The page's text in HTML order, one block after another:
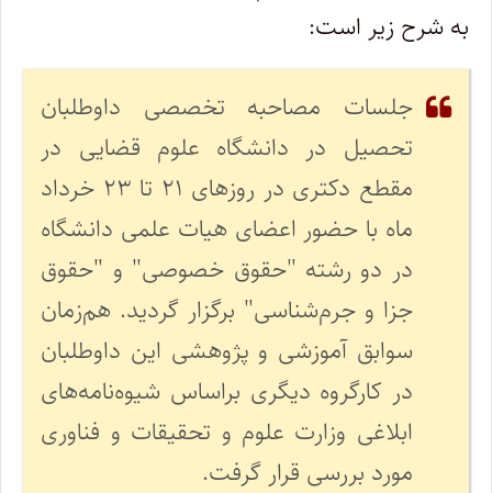
به شرح زیر است:
جلسات مصاحبه تخصصی داوطلبان
تحصیل در دانشگاه علوم قضایی در
مقطع دکتری در روزهای ۲۱ تا ۲۳ خرداد
ماه با حضور اعضای هیات علمی دانشگاه
در دو رشته "حقوق خصوصی" و "حقوق
جزا و جرم‌شناسی" برگزار گردید. هم‌زمان
سوابق آموزشی و پژوهشی این داوطلبان
در کارگروه دیگری براساس شیوه‌نامه‌های
ابلاغی وزارت علوم و تحقیقات و فناوری
مورد بررسی قرار گرفت.